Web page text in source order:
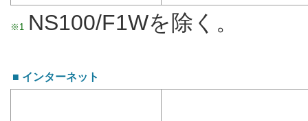
※1 NS100/F1Wを除く。
■ インターネット